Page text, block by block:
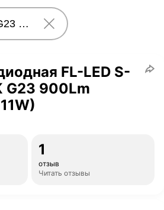
FL-LED S-
G23 900Lm
1
отзыв
Читать отзывы